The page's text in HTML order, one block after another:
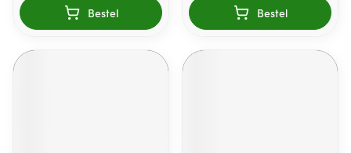
Bestel Bestel